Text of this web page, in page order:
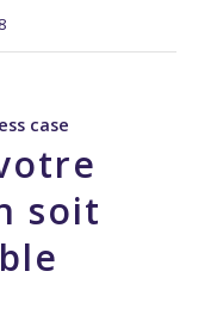
case
soit